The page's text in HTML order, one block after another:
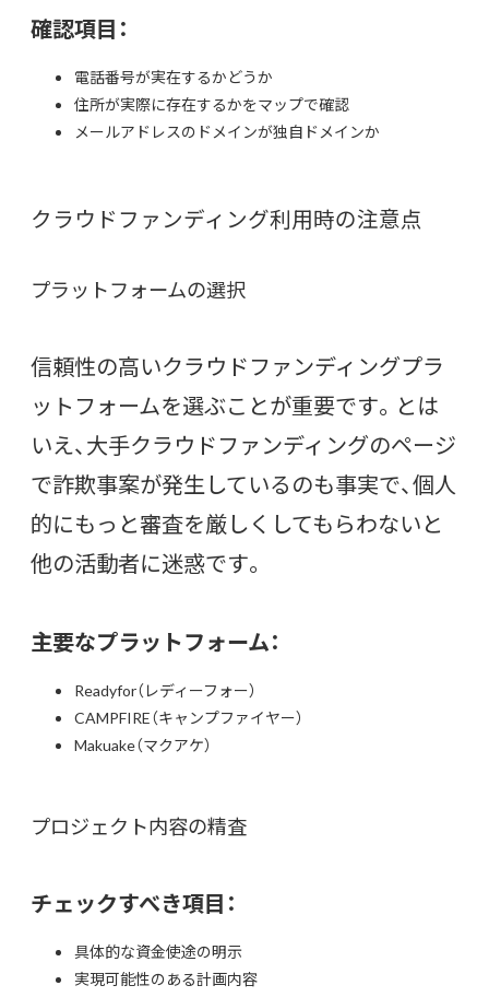
確認項目：
電話番号が実在するかどうか
住所が実際に存在するかをマップで確認
メールアドレスのドメインが独自ドメインか
クラウドファンディング利用時の注意点
プラットフォームの選択
信頼性の高いクラウドファンディングプラ
ットフォームを選ぶことが重要です。とは
いえ、大手クラウドファンディングのページ
で詐欺事案が発生しているのも事実で、個人
的にもっと審査を厳しくしてもらわないと
他の活動者に迷惑です。
主要なプラットフォーム：
Readyfor（レディーフォー）
CAMPFIRE（キャンプファイヤー）
Makuake（マクアケ）
プロジェクト内容の精査
チェックすべき項目：
具体的な資金使途の明示
実現可能性のある計画内容